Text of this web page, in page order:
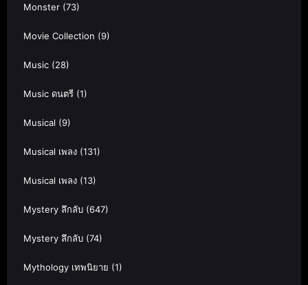
Monster (73)
Movie Collection (9)
Music (28)
Music ดนตรี (1)
Musical (9)
Musical เพลง (131)
Musical เพลง (13)
Mystery ลึกลับ (647)
Mystery ลึกลับ (74)
Mythology เทพนิยาย (1)